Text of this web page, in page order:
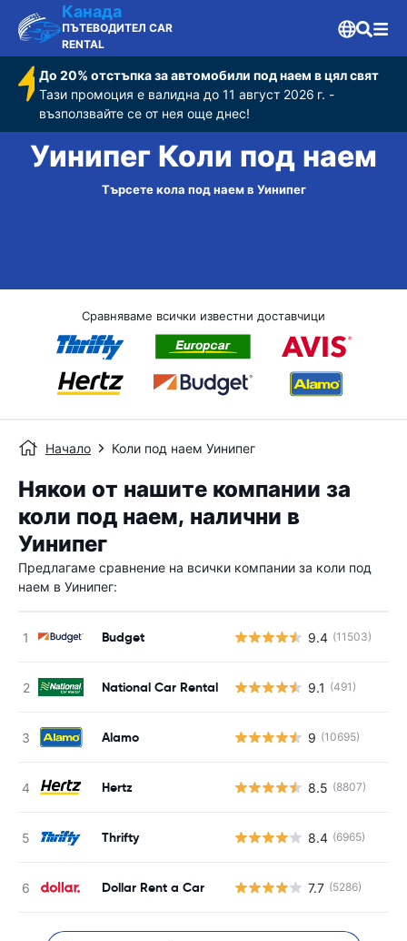
Канада
ПЪТЕВОДИТЕЛ CAR
RENTAL
До 20% отстъпка за автомобили под наем в цял свят
Тази промоция е валидна до 11 август 2026 г. -
възползвайте се от нея още днес!
Уинипег Коли под наем
Търсете кола под наем в Уинипег
Сравняваме всички известни доставчици
Начало Коли под наем Уинипег
Някои от нашите компании за
коли под наем, налични в
Уинипег
Предлагаме сравнение на всички компании за коли под
наем в Уинипег:
Budget 9.4 (11503)
National Car Rental 9.1 (491)
Alamo 9 (10695)
Hertz 8.5 (8807)
Thrifty 8.4 (6965)
Dollar Rent a Car 7.7 (5286)